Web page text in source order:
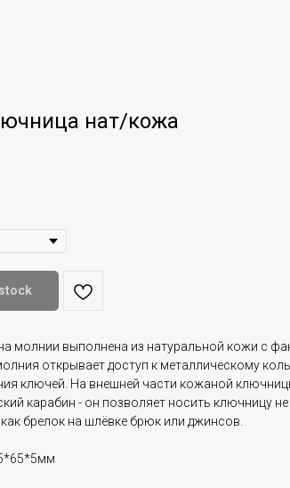
нат/кожа
молнии выполнена из натуральной кожи с
открывает доступ к металлическому
ключей. На внешней части кожаной
карабин - он позволяет носить ключницу
брелок на шлёвке брюк или джинсов.